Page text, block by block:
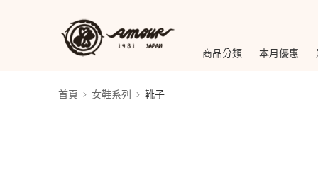
商品分類 本月優惠
首頁 女鞋系列 靴子